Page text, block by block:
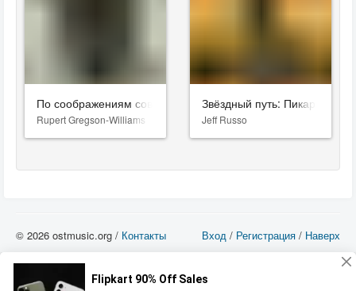
По соображениям совести
Rupert Gregson-Williams
Звёздный путь: Пикар
Jeff Russo
Вход / Регистрация / Наверх
© 2026 ostmusic.org / Контакты
можете использовать такие материалы только в том в случае, если